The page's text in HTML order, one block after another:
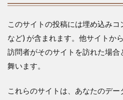
このサイトの投稿には埋め込み
など) が含まれます。他サイトか
訪問者がそのサイトを訪れた場合
舞います。
これらのサイトは、あなたのデー